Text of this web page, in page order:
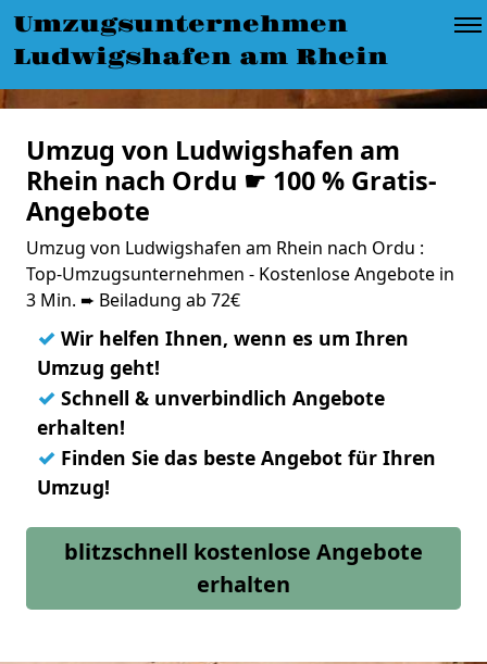
Umzugsunternehmen
Ludwigshafen am Rhein
Umzug von Ludwigshafen am
Rhein nach Ordu ☛ 100 % Gratis-
Angebote
Umzug von Ludwigshafen am Rhein nach Ordu :
Top-Umzugsunternehmen - Kostenlose Angebote in
3 Min. ➨ Beiladung ab 72€
✓ Wir helfen Ihnen, wenn es um Ihren
Umzug geht!
✓ Schnell & unverbindlich Angebote
erhalten!
✓ Finden Sie das beste Angebot für Ihren
Umzug!
blitzschnell kostenlose Angebote
erhalten